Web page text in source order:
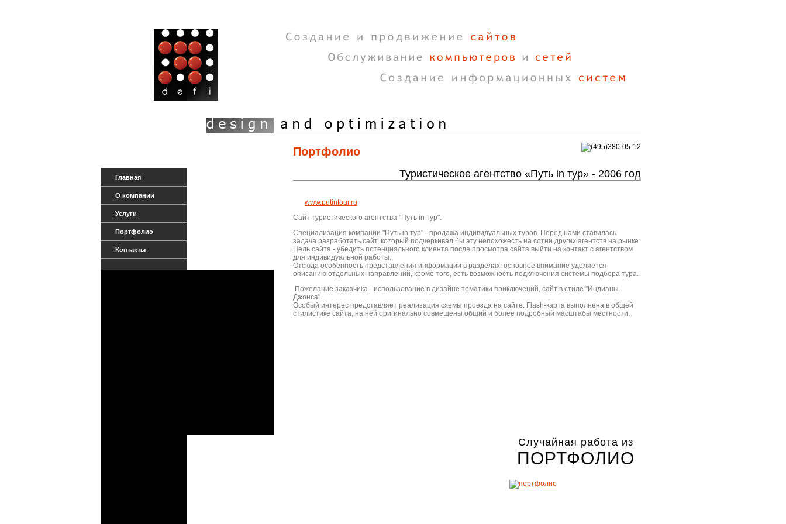
Портфолио
Главная
О компании
Услуги
Портфолио
Контакты
Туристическое агентство «Путь in тур» - 2006 год
www.putintour.ru
Сайт туристического агентства "Путь in тур".
Специализация компании "Путь in тур" - продажа индивидуальных туров. Перед нами ставилась
задача разработать сайт, который подчеркивал бы эту непохожесть на сотни других агентств на рынке.
Цель сайта - убедить потенциального клиента после просмотра сайта выйти на контакт с агентством
для индивидуальной работы.
Отсюда особенность представления информации в разделах: основное внимание уделяется
описанию отдельных направлений, кроме того, есть возможность подключения системы подбора тура.
Пожелание заказчика - использование в дизайне тематики приключений, сайт в стиле "Индианы
Джонса".
Особый интерес представляет реализация схемы проезда на сайте. Flash-карта выполнена в общей
стилистике сайта, на ней оригинально совмещены общий и более подробный масштабы местности.
Случайная работа из
ПОРТФОЛИО